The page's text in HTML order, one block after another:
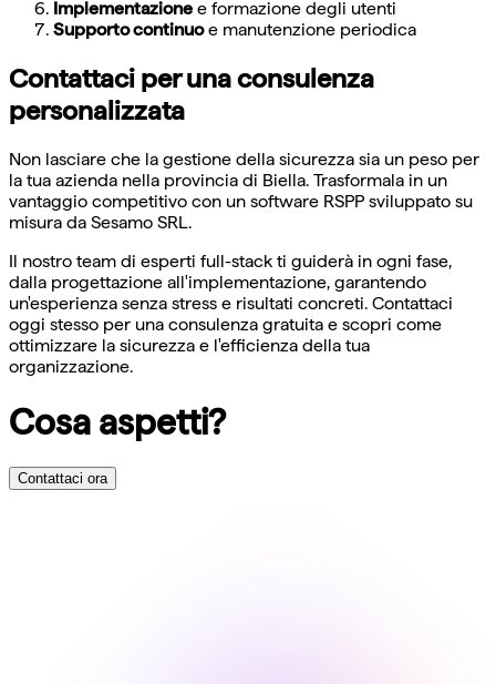
Implementazione e formazione degli utenti
Supporto continuoe manutenzione periodica
Contattaci per una consulenza
personalizzata
Non lasciare che la gestione della sicurezza sia un peso per
la tua azienda nella provincia di Biella. Trasformala in un
vantaggio competitivo con un software RSPP sviluppato su
misura da Sesamo SRL.
Il nostro team di esperti full-stack ti guiderà in ogni fase,
dalla progettazione all'implementazione, garantendo
un'esperienza senza stress e risultati concreti. Contattaci
oggi stesso per una consulenza gratuita e scopri come
ottimizzare la sicurezza e l'efficienza della tua
organizzazione.
Cosa aspetti?
Contattaci ora